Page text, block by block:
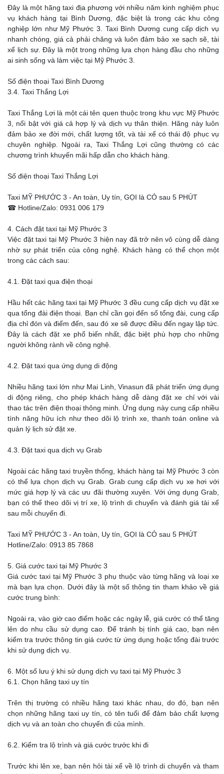
Đây là một hãng taxi địa phương với nhiều năm kinh nghiệm phục
vụ khách hàng tại Bình Dương, đặc biệt là trong các khu công
nghiệp lớn như Mỹ Phước 3. Taxi Bình Dương cung cấp dịch vụ
nhanh chóng, giá cả phải chăng và luôn đảm bảo xe sạch sẽ, tài
xế lịch sự. Đây là một trong những lựa chọn hàng đầu cho những
ai sinh sống và làm việc tại Mỹ Phước 3.
Số điện thoại Taxi Bình Dương
3.4. Taxi Thắng Lợi
Taxi Thắng Lợi là một cái tên quen thuộc trong khu vực Mỹ Phước
3, nổi bật với giá cả hợp lý và dịch vụ thân thiện. Hãng này luôn
đảm bảo xe đời mới, chất lượng tốt, và tài xế có thái độ phục vụ
chuyên nghiệp. Ngoài ra, Taxi Thắng Lợi cũng thường có các
chương trình khuyến mãi hấp dẫn cho khách hàng.
Số điện thoại Taxi Thắng Lợi
Taxi MỸ PHƯỚC 3 - An toàn, Uy tín, GỌI là CÓ sau 5 PHÚT
☎ Hotline/Zalo: 0931 006 179
4. Cách đặt taxi tại Mỹ Phước 3
Việc đặt taxi tại Mỹ Phước 3 hiện nay đã trở nên vô cùng dễ dàng
nhờ sự phát triển của công nghệ. Khách hàng có thể chọn một
trong các cách sau:
4.1. Đặt taxi qua điện thoại
Hầu hết các hãng taxi tại Mỹ Phước 3 đều cung cấp dịch vụ đặt xe
qua tổng đài điện thoại. Bạn chỉ cần gọi đến số tổng đài, cung cấp
địa chỉ đón và điểm đến, sau đó xe sẽ được điều đến ngay lập tức.
Đây là cách đặt xe phổ biến nhất, đặc biệt phù hợp cho những
người không rành về công nghệ.
4.2. Đặt taxi qua ứng dụng di động
Nhiều hãng taxi lớn như Mai Linh, Vinasun đã phát triển ứng dụng
di động riêng, cho phép khách hàng dễ dàng đặt xe chỉ với vài
thao tác trên điện thoại thông minh. Ứng dụng này cung cấp nhiều
tính năng hữu ích như theo dõi lộ trình xe, thanh toán online và
quản lý lịch sử đặt xe.
4.3. Đặt taxi qua dịch vụ Grab
Ngoài các hãng taxi truyền thống, khách hàng tại Mỹ Phước 3 còn
có thể lựa chọn dịch vụ Grab. Grab cung cấp dịch vụ xe hơi với
mức giá hợp lý và các ưu đãi thường xuyên. Với ứng dụng Grab,
bạn có thể theo dõi vị trí xe, lộ trình di chuyển và đánh giá tài xế
sau mỗi chuyến đi.
Taxi MỸ PHƯỚC 3 - An toàn, Uy tín, GỌI là CÓ sau 5 PHÚT
Hotline/Zalo: 0913 85 7868
5. Giá cước taxi tại Mỹ Phước 3
Giá cước taxi tại Mỹ Phước 3 phụ thuộc vào từng hãng và loại xe
mà bạn lựa chọn. Dưới đây là một số thông tin tham khảo về giá
cước trung bình:
Ngoài ra, vào giờ cao điểm hoặc các ngày lễ, giá cước có thể tăng
lên do nhu cầu sử dụng cao. Để tránh bị tính giá cao, bạn nên
kiểm tra trước thông tin giá cước từ ứng dụng hoặc tổng đài trước
khi sử dụng dịch vụ.
6. Một số lưu ý khi sử dụng dịch vụ taxi tại Mỹ Phước 3
6.1. Chọn hãng taxi uy tín
Trên thị trường có nhiều hãng taxi khác nhau, do đó, bạn nên
chọn những hãng taxi uy tín, có tên tuổi để đảm bảo chất lượng
dịch vụ và an toàn cho chuyến đi của mình.
6.2. Kiểm tra lộ trình và giá cước trước khi đi
Trước khi lên xe, bạn nên hỏi tài xế về lộ trình di chuyển và tham